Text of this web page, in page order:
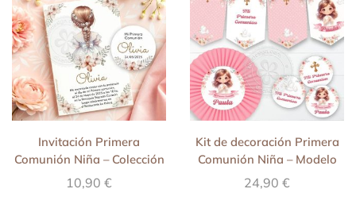
Invitación Primera
Comunión Niña – Colección
Flor de Fe
10,90 €
Kit de decoración Primera
Comunión Niña – Modelo
Azami
24,90 €